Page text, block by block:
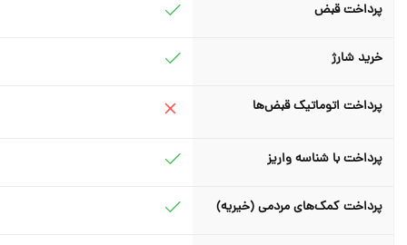
پرداخت قبض
خرید شارژ
پرداخت اتوماتیک قبض‌ها
پرداخت با شناسه واریز
پرداخت کمک‌های مردمی (خیریه)